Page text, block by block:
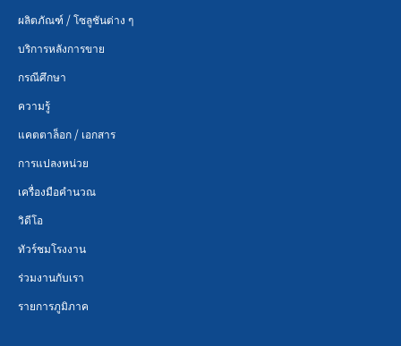
ผลิตภัณฑ์ / โซลูชันต่าง ๆ
บริการหลังการขาย
กรณีศึกษา
ความรู้
แคตตาล็อก / เอกสาร
การแปลงหน่วย
เครื่องมือคำนวณ
วิดีโอ
ทัวร์ชมโรงงาน
ร่วมงานกับเรา
รายการภูมิภาค